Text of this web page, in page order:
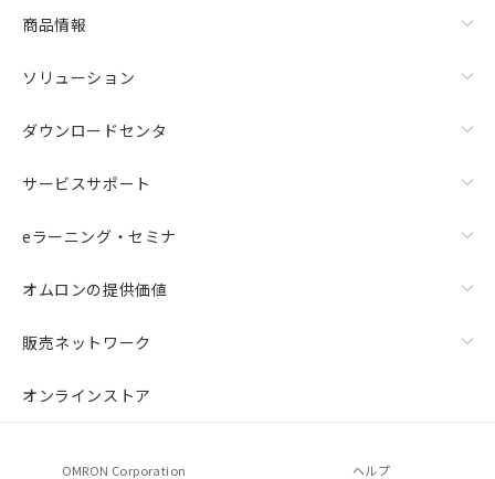
商品情報
ソリューション
ダウンロードセンタ
サービスサポート
eラーニング・セミナ
オムロンの提供価値
販売ネットワーク
オンラインストア
OMRON Corporation ヘルプ